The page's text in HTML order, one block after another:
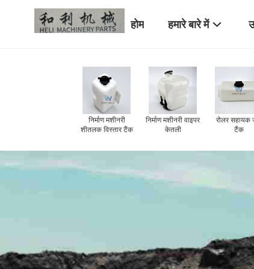
होम हमारे बारे में
निर्माण मशीनरी
शीतलक विस्तार टैंक